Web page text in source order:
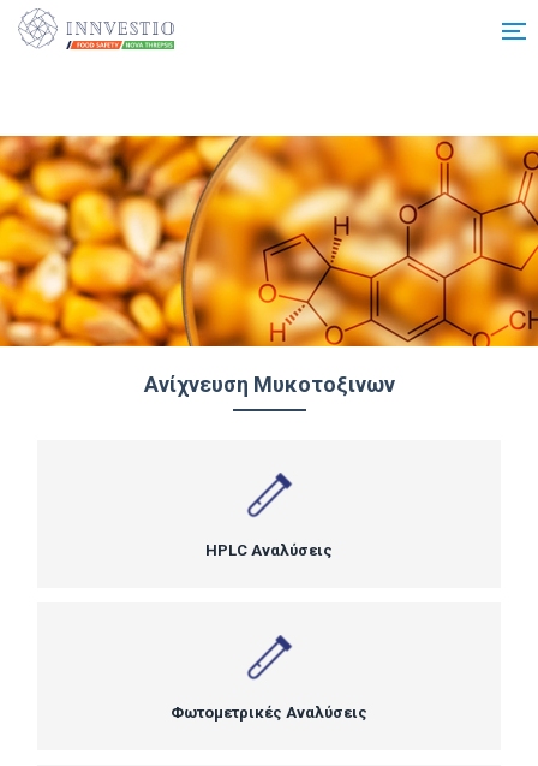
Additionally, paste this code immediately after the opening tag:
Ανίχνευση Μυκοτοξινων
HPLC Αναλύσεις
Φωτομετρικές Αναλύσεις